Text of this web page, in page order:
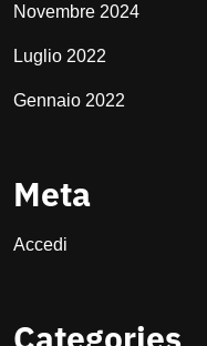
Novembre 2024
Luglio 2022
Gennaio 2022
Meta
Accedi
Categories